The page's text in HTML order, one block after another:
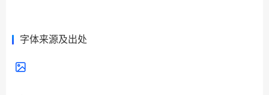
字体来源及出处